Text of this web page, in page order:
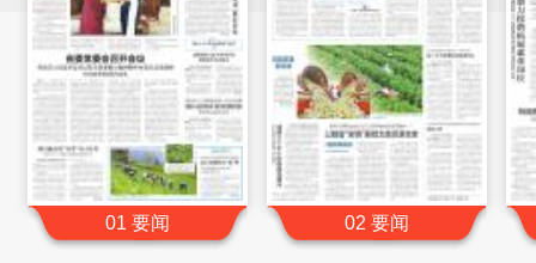
01 要闻 02 要闻